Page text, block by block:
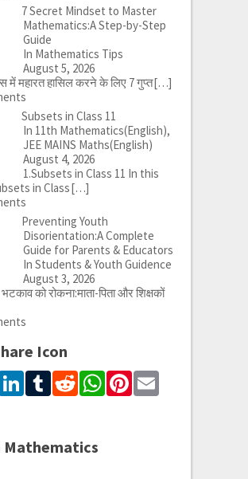
7 Secret Mindset to Master
Mathematics:A Step-by-Step
Guide
In Mathematics Tips
August 5, 2026
में महारत हासिल करने के लिए 7 गुप्त[…]
Subsets in Class 11
In 11th Mathematics(English),
JEE MAINS Maths(English)
August 4, 2026
1.Subsets in Class 11 In this
in Class[…]
Preventing Youth
Disorientation:A Complete
Guide for Parents & Educators
In Students & Youth Guidence
August 3, 2026
को रोकना:माता-पिता और शिक्षकों
Icon
LinkedIn
Tumblr
Reddit
WhatsApp
Pinterest
Email
Mathematics